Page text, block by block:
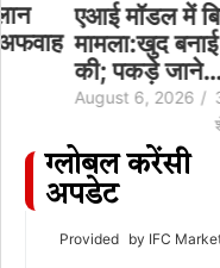
एआई मॉडल में बिना
मामला:खुद बनाई
की; पकड़े जाने…
August 6, 2026 / 3:27 pm
शेयर करें -
ग्लोबल करेंसी
अपडेट
Provided by IFC